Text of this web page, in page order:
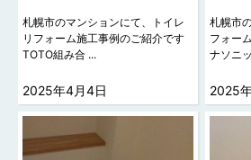
札幌市のマンションにて、トイレ
リフォーム施工事例のご紹介です
TOTO組み合 ...
2025年4月4日
札幌市
フォー
ナソニ
2025